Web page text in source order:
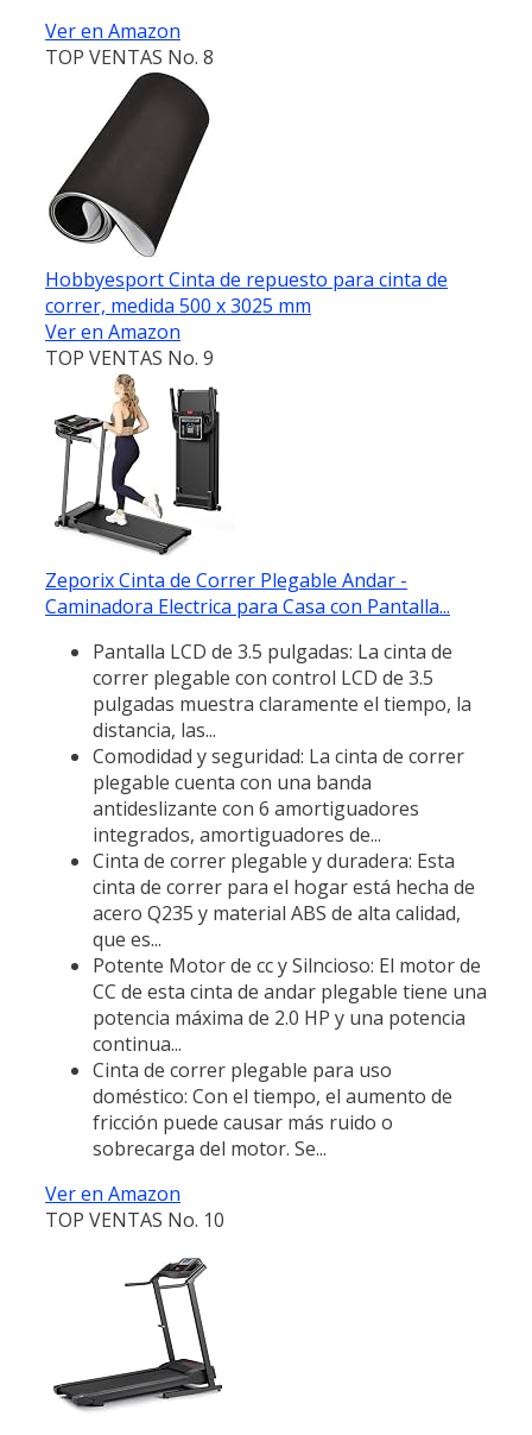
Ver en Amazon
TOP VENTAS No. 8
Hobbyesport Cinta de repuesto para cinta de
correr, medida 500 x 3025 mm
Ver en Amazon
TOP VENTAS No. 9
Zeporix Cinta de Correr Plegable Andar -
Caminadora Electrica para Casa con Pantalla...
Pantalla LCD de 3.5 pulgadas: La cinta de
correr plegable con control LCD de 3.5
pulgadas muestra claramente el tiempo, la
distancia, las...
Comodidad y seguridad: La cinta de correr
plegable cuenta con una banda
antideslizante con 6 amortiguadores
integrados, amortiguadores de...
Cinta de correr plegable y duradera: Esta
cinta de correr para el hogar está hecha de
acero Q235 y material ABS de alta calidad,
que es...
Potente Motor de cc y Silncioso: El motor de
CC de esta cinta de andar plegable tiene una
potencia máxima de 2.0 HP y una potencia
continua...
Cinta de correr plegable para uso
doméstico: Con el tiempo, el aumento de
fricción puede causar más ruido o
sobrecarga del motor. Se...
Ver en Amazon
TOP VENTAS No. 10